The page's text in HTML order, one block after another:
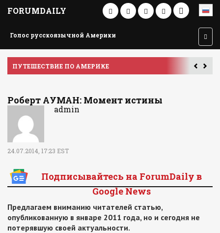
FORUMDAILY
Голос русскоязычной Америки
ПУТЕШЕСТВИЕ ПО АМЕРИКЕ
Роберт АУМАН: Момент истины
admin
24.07.2014, 17:23 EST
Подписывайтесь на ForumDaily в
Google News
Предлагаем вниманию читателей статью,
опубликованную в январе 2011 года, но и сегодня не
потерявшую своей актуальности.